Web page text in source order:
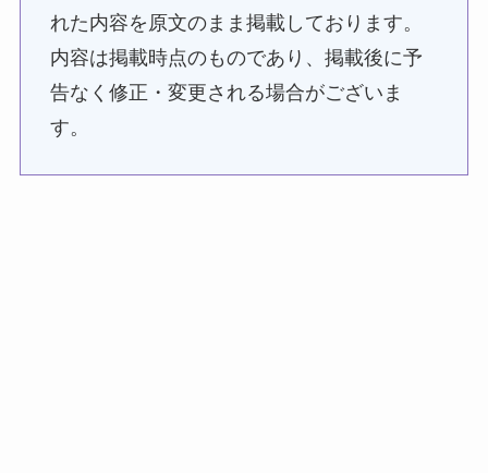
れた内容を原文のまま掲載しております。
内容は掲載時点のものであり、掲載後に予
告なく修正・変更される場合がございま
す。